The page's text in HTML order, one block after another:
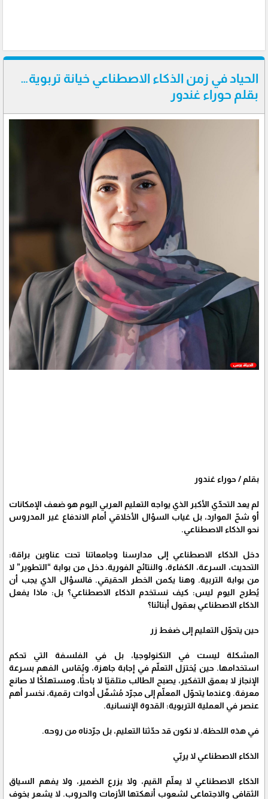
الحياد في زمن الذكاء الاصطناعي خيانة تربوية…
بقلم حوراء غندور
بقلم / حوراء غندور
لم يعد التحدّي الأكبر الذي يواجه التعليم العربي اليوم هو ضعف الإمكانات
أو شحّ الموارد، بل غياب السؤال الأخلاقي أمام الاندفاع غير المدروس
نحو الذكاء الاصطناعي.
دخل الذكاء الاصطناعي إلى مدارسنا وجامعاتنا تحت عناوين براقة:
التحديث، السرعة، الكفاءة، والنتائج الفورية. دخل من بوابة “التطوير” لا
من بوابة التربية. وهنا يكمن الخطر الحقيقي. فالسؤال الذي يجب أن
يُطرح اليوم ليس: كيف نستخدم الذكاء الاصطناعي؟ بل: ماذا يفعل
الذكاء الاصطناعي بعقول أبنائنا؟
حين يتحوّل التعليم إلى ضغط زر
المشكلة ليست في التكنولوجيا، بل في الفلسفة التي تحكم
استخدامها. حين يُختزل التعلّم في إجابة جاهزة، ويُقاس الفهم بسرعة
الإنجاز لا بعمق التفكير، يصبح الطالب متلقيًا لا باحثًا، ومستهلكًا لا صانع
معرفة. وعندما يتحوّل المعلّم إلى مجرّد مُشغّل أدوات رقمية، نخسر أهم
عنصر في العملية التربوية: القدوة الإنسانية.
في هذه اللحظة، لا نكون قد حدّثنا التعليم، بل جرّدناه من روحه.
الذكاء الاصطناعي لا يربّي
الذكاء الاصطناعي لا يعلّم القيم، ولا يزرع الضمير، ولا يفهم السياق
الثقافي والاجتماعي لشعوب أنهكتها الأزمات والحروب. لا يشعر بخوف